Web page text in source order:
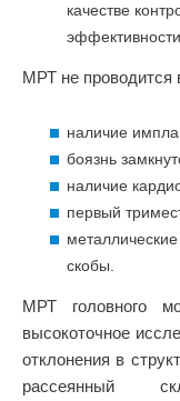
качестве
МРТ не проводится
наличие
боязнь
наличие
первый
скобы.
МРТ головного
высокоточное
отклонения в
рассеянный